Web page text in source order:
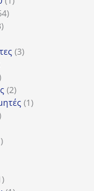
64
3
33
22
προϊόντα
11
1
1